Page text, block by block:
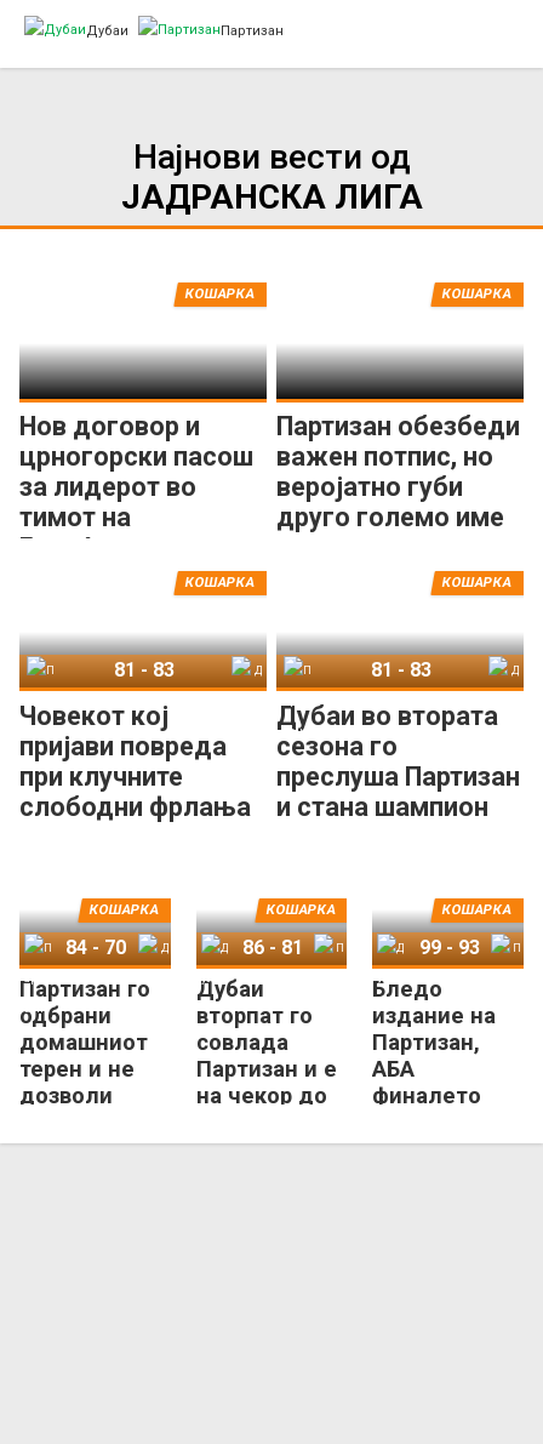
Дубаи Партизан
Најнови вести од
ЈАДРАНСКА ЛИГА
Нов договор и
црногорски пасош
за лидерот во
тимот на
Будуќност
КОШАРКА
Партизан обезбеди
важен потпис, но
веројатно губи
друго големо име
КОШАРКА
Човекот кој
пријави повреда
при клучните
слободни фрлања
КОШАРКА
81-83
Дубаи во втората
сезона го
преслуша Партизан
и стана шампион
КОШАРКА
81-83
Партизан го
одбрани
домашниот
терен и не
дозволи
Дубаи!
КОШАРКА
Партизан
84 - 70
Дубаи
вторпат го
совлада
Партизан и е
на чекор до
АБА-титула
КОШАРКА
Дубаи
86- 81
Бледо
издание на
Партизан,
АБА
финалето
триумф на
КОШАРКА
Дубаи
99- 93